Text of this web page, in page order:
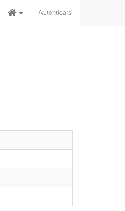
Autenticarsi